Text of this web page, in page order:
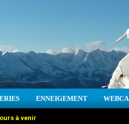
ENNEIGEMENT
à venir